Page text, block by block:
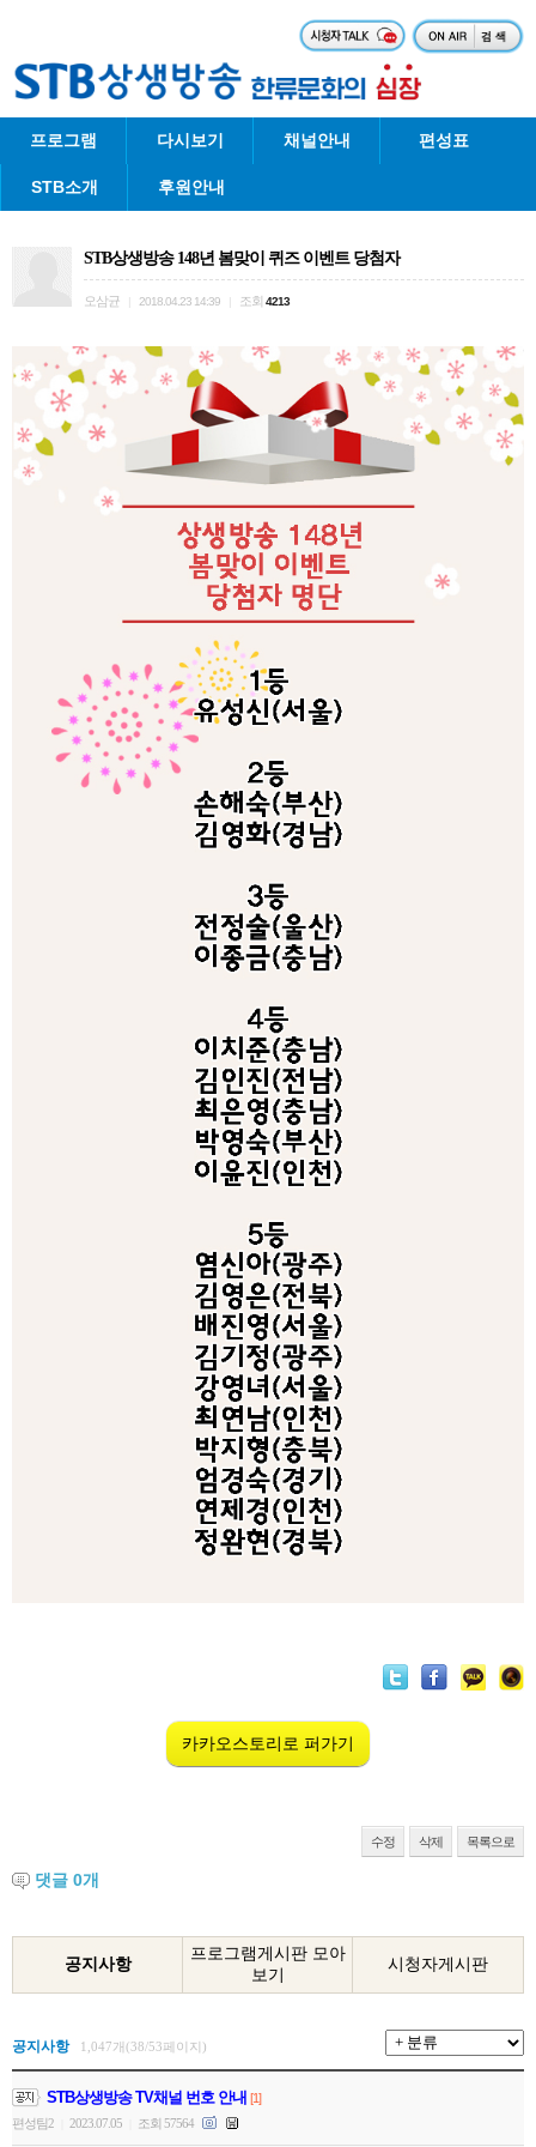
프로그램 다시보기 채널안내 편성표
STB소개 후원안내
STB상생방송 148년 봄맞이 퀴즈 이벤트 당첨자
오삼균 2018.04.23 14:39 조회 4213
카카오스토리로 퍼가기
수정 삭제 목록으로
댓글 0개
공지사항
프로그램게시판 모아
보기
시청자게시판
공지사항 1,047개(38/53페이지)
STB상생방송 TV채널 번호 안내 [1]
편성팀2
2023.07.05 조회 57564